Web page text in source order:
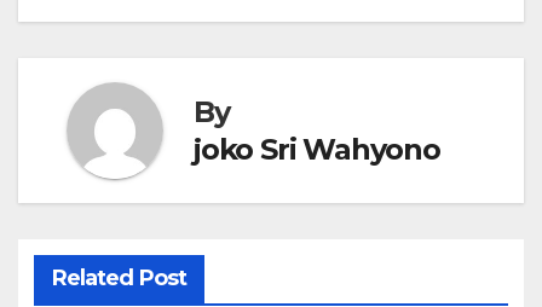
By
joko Sri Wahyono
Related Post